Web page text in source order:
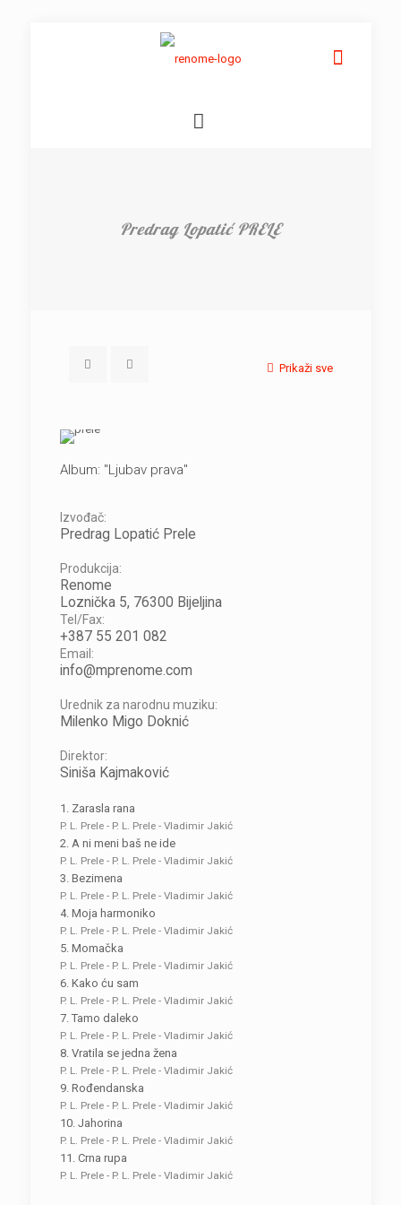
Predrag Lopatić PRELE
Prikaži sve
Album: "Ljubav prava"
Izvođač:
Predrag Lopatić Prele
Produkcija:
Renome
Loznička 5, 76300 Bijeljina
Tel/Fax:
+387 55 201 082
Email:
info@mprenome.com
Urednik za narodnu muziku:
Milenko Migo Doknić
Direktor:
Siniša Kajmaković
1. Zarasla rana
P. L. Prele - P. L. Prele - Vladimir Jakić
2. A ni meni baš ne ide
P. L. Prele - P. L. Prele - Vladimir Jakić
3. Bezimena
P. L. Prele - P. L. Prele - Vladimir Jakić
4. Moja harmoniko
P. L. Prele - P. L. Prele - Vladimir Jakić
5. Momačka
P. L. Prele - P. L. Prele - Vladimir Jakić
6. Kako ću sam
P. L. Prele - P. L. Prele - Vladimir Jakić
7. Tamo daleko
P. L. Prele - P. L. Prele - Vladimir Jakić
8. Vratila se jedna žena
P. L. Prele - P. L. Prele - Vladimir Jakić
9. Rođendanska
P. L. Prele - P. L. Prele - Vladimir Jakić
10. Jahorina
P. L. Prele - P. L. Prele - Vladimir Jakić
11. Crna rupa
P. L. Prele - P. L. Prele - Vladimir Jakić